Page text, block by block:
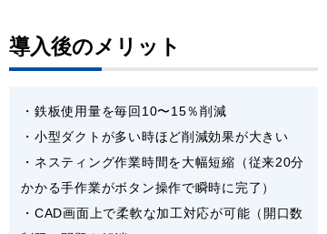
導入後のメリット
・鉄板使用量を毎回10〜15％削減
・小型ダクトが多い時ほど削減効果が大きい
・ネスティング作業時間を大幅短縮（従来20分
かかる手作業がボタン操作で瞬時に完了）
・CAD画面上で柔軟な加工対応が可能（開口数